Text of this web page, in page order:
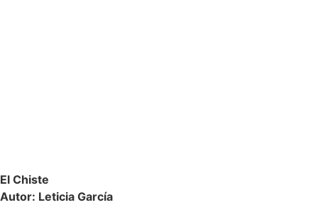
El Chiste
Autor: Leticia García